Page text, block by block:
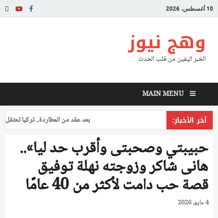
10 أغسطس، 2026
وهج نيوز
الخبر اليقين من قلب الحدث
MAIN MENU
آخر الأخبار: بعد عقد من المطاردة.. تركيا تعتقل
حبيبتي وصحبتى وأقرب حد ليا»..
هانى شاكر وزوجته نهلة توفيق
قصة حب دامت لأكثر من 40 عامًا
4 مايو، 2026